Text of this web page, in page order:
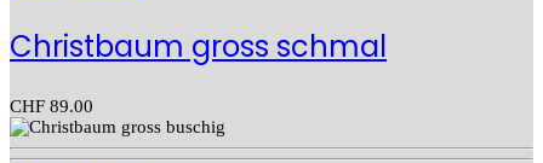
Christbaum gross schmal
CHF 89.00